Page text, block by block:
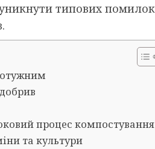
типових
процес компостування
та культури